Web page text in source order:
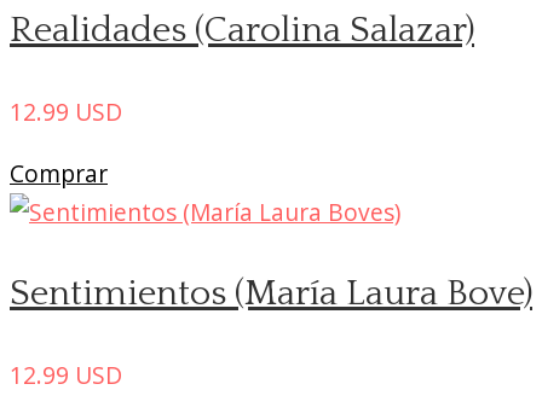
Realidades (Carolina Salazar)
12.99 USD
Comprar
Sentimientos (María Laura Bove)
12.99 USD